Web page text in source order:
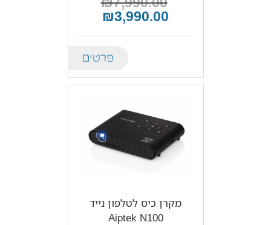
₪3,990.00
מקרן כיס לטלפון נייד
Aiptek N100